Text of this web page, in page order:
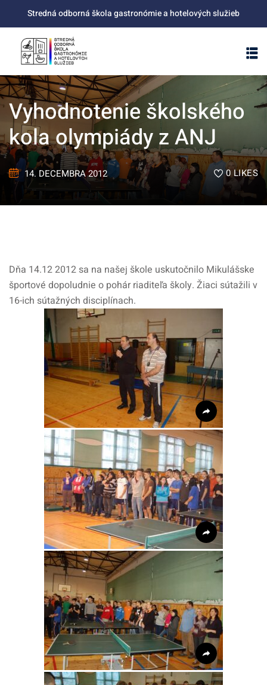
content
Stredná odborná škola gastronómie a hotelových služieb
Vyhodnotenie školského
kola olympiády z ANJ
14. DECEMBRA 2012 0LIKES
Dňa 14.12 2012 sa na našej škole uskutočnilo Mikulášske
športové dopoludnie o pohár riaditeľa školy. Žiaci sútažili v
16-ich sútažných disciplínach.